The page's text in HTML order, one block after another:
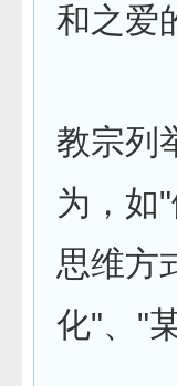
和之爱
教宗列
为，如
思维方
化"、"